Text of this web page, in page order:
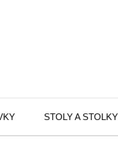
STOLY A STOLKY